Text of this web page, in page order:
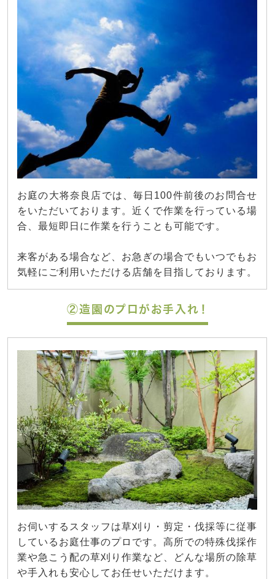
お庭の大将奈良店では、毎日100件前後のお問合せ
をいただいております。近くで作業を行っている場
合、最短即日に作業を行うことも可能です。
来客がある場合など、お急ぎの場合でもいつでもお
気軽にご利用いただける店舗を目指しております。
②造園のプロがお手入れ！
お伺いするスタッフは草刈り・剪定・伐採等に従事
しているお庭仕事のプロです。高所での特殊伐採作
業や急こう配の草刈り作業など、どんな場所の除草
や手入れも安心してお任せいただけます。